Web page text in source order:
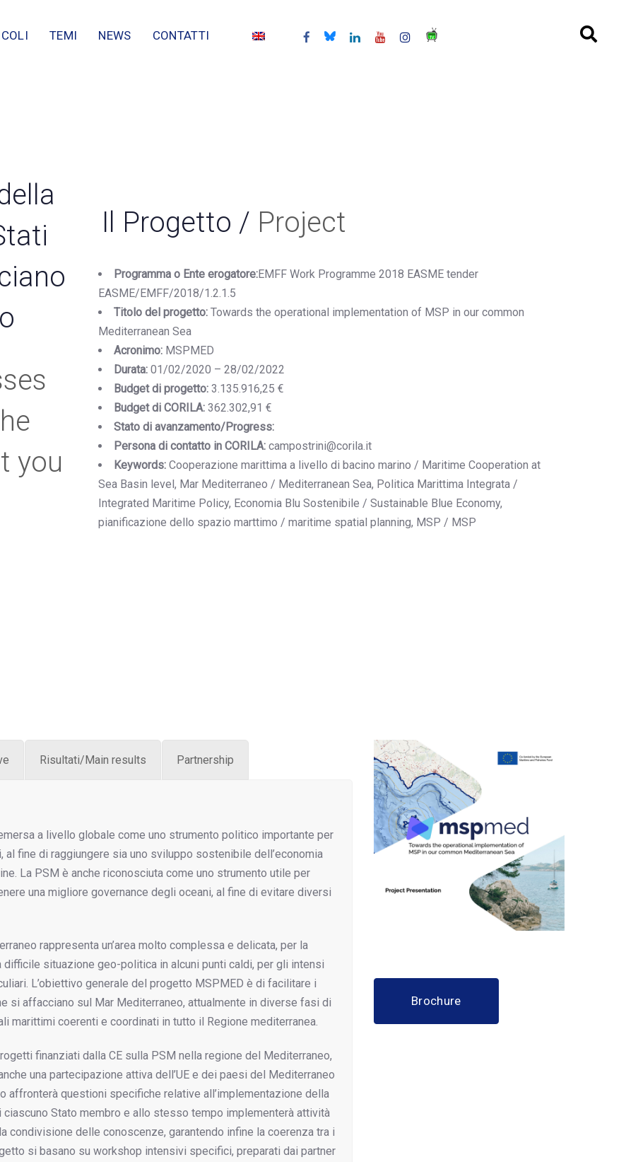
TEMI NEWS CONTATTI
you
Il Progetto / Project
Programma o Ente erogatore:EMFF Work Programme 2018 EASME tender
EASME/EMFF/2018/1.2.1.5
Titolo del progetto:Towards the operational implementation of MSP in our common
Mediterranean Sea
Acronimo: MSPMED
Durata:01/02/2020 – 28/02/2022
Budget di progetto:3.135.916,25 €
Budget di CORILA:362.302,91 €
Stato di avanzamento/Progress:
Persona di contatto in CORILA:campostrini@corila.it
Keywords:Cooperazione marittima a livello di bacino marino / Maritime Cooperation at
Sea Basin level, Mar Mediterraneo / Mediterranean Sea, Politica Marittima Integrata /
Integrated Maritime Policy, Economia Blu Sostenibile / Sustainable Blue Economy,
pianificazione dello spazio marttimo / maritime spatial planning, MSP / MSP
Risultati/Main results Partnership
a livello globale come uno strumento politico importante per
fine di raggiungere sia uno sviluppo sostenibile dell’economia
La PSM è anche riconosciuta come uno strumento utile per
una migliore governance degli oceani, al fine di evitare diversi
rappresenta un’area molto complessa e delicata, per la
difficile situazione geo-politica in alcuni punti caldi, per gli intensi
L’obiettivo generale del progetto MSPMED è di facilitare i
si affacciano sul Mar Mediterraneo, attualmente in diverse fasi di
marittimi coerenti e coordinati in tutto il Regione mediterranea.
finanziati dalla CE sulla PSM nella regione del Mediterraneo,
una partecipazione attiva dell’UE e dei paesi del Mediterraneo
affronterà questioni specifiche relative all’implementazione della
Stato membro e allo stesso tempo implementerà attività
condivisione delle conoscenze, garantendo infine la coerenza tra i
si basano su workshop intensivi specifici, preparati dai partner
Brochure